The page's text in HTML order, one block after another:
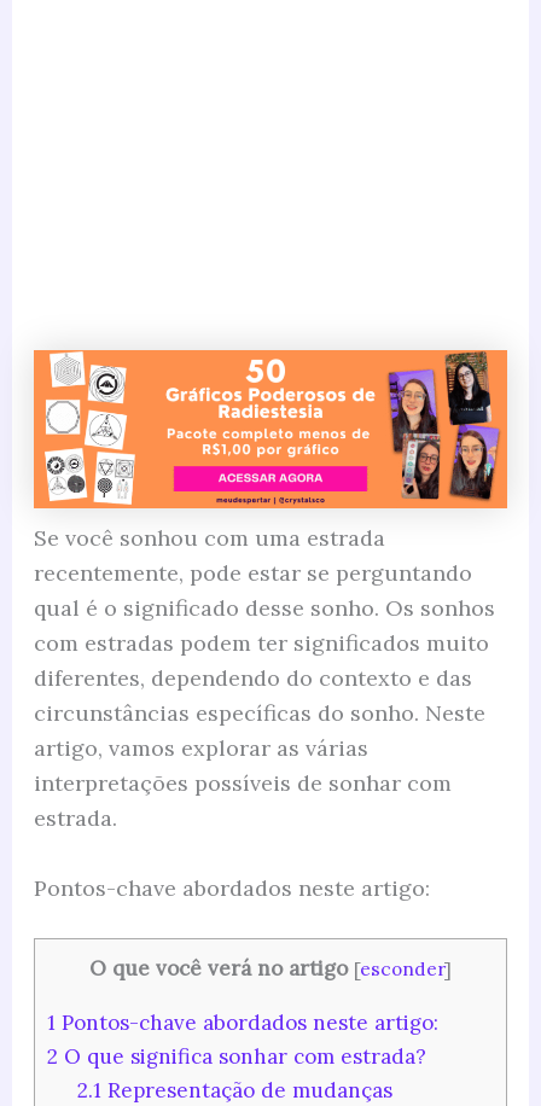
Se você sonhou com uma estrada
recentemente, pode estar se perguntando
qual é o significado desse sonho. Os sonhos
com estradas podem ter significados muito
diferentes, dependendo do contexto e das
circunstâncias específicas do sonho. Neste
artigo, vamos explorar as várias
interpretações possíveis de sonhar com
estrada.
Pontos-chave abordados neste artigo:
O que você verá no artigo [esconder]
1Pontos-chave abordados neste artigo:
2 O que significa sonhar com estrada?
2.1 Representação de mudanças